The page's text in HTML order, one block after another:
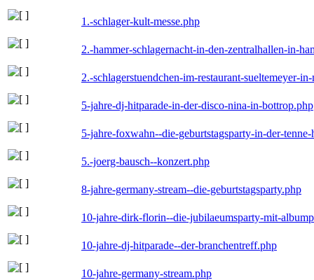
1.-schlager-kult-messe.php
2.-hammer-schlagernacht-in-den-zentralhallen-in-
2.-schlagerstuendchen-im-restaurant-sueltemeyer-
5-jahre-dj-hitparade-in-der-disco-nina-in-bottrop.php
5-jahre-foxwahn--die-geburtstagsparty-in-der-tenne-
5.-joerg-bausch--konzert.php
8-jahre-germany-stream--die-geburtstagsparty.php
10-jahre-dirk-florin--die-jubilaeumsparty-mit-
10-jahre-dj-hitparade--der-branchentreff.php
10-jahre-germany-stream.php